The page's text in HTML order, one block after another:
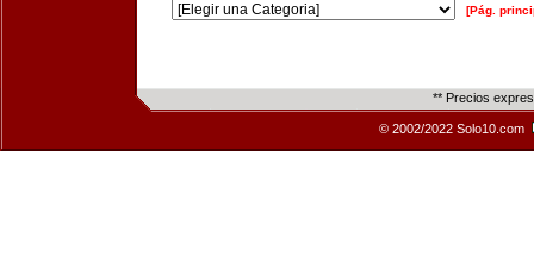
[Pág.
** Precios
© 2002/2022 Solo10.com